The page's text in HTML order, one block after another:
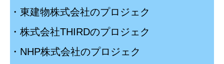
・東建物株式会社のプロジェク
・株式会社THIRDのプロジェク
・NHP株式会社のプロジェク